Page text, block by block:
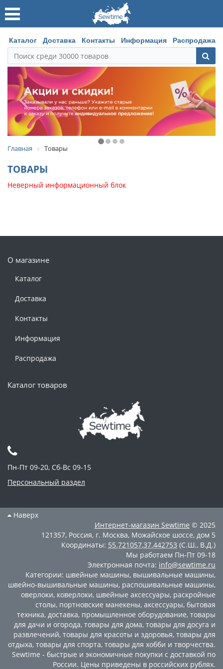
Каталог Доставка Контакты Информация Распродажа
Главная Товары
ТОВАРЫ
Неверный информационный блок
О магазине
Каталог
Доставка
Контакты
Информация
Распродажа
Каталог товаров
Пн-Пт 09-20, Сб-Вс 09-15
Персональный раздел
Наверх
Интернет-магазин Sewtime © 2025
121357, Россия, г. Москва, Можайское шоссе, дом 5
Координаты: 55.721057,37.442753 (С.Ш., В.Д.)
Мы работаем Пн-Пт 09-18
Электронная почта: info@sewtime.ru
Категории: швейные машины, вышивальные машины,
швейно-вышивальные машины, распошивальные машины,
оверлоки, коверлоки, швейные аксессуары, раскройные
столы, портновские манекены, аксессуары, бытовая
техника, доставка, промышленное оборудование, товары
для дачи и огорода, товары для дома, товары для досуга и
развлечений, товары для красоты и здоровья, товары для
отдыха, товары для спорта, товары для хобби и творчества.
Sewtime - быстрые и экономичные покупки с доставкой по
России. Цены приведены в российских рублях.